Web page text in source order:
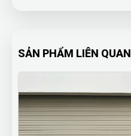
SẢN PHẨM LIÊN QUAN